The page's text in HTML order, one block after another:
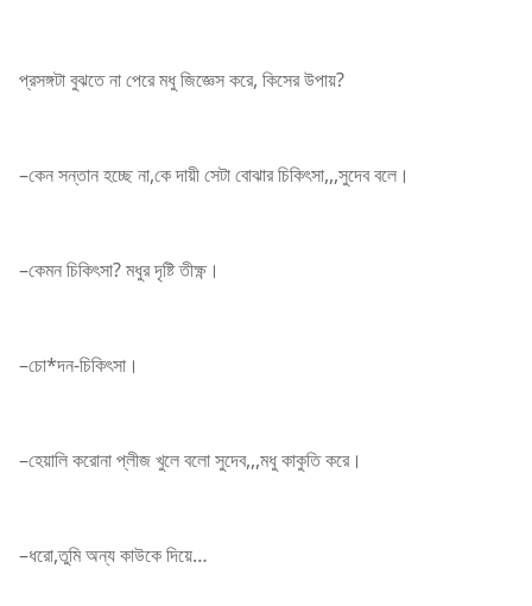
প্রসঙ্গটা বুঝতে না পেরে মধু জিজ্ঞেস করে, কিসের উপায়?
–কেন সন্তান হচ্ছে না,কে দায়ী সেটা বোঝার চিকিৎসা,,,সুদেব বলে।
–কেমন চিকিৎসা? মধুর দৃষ্টি তীক্ষ্ণ।
–চো*দন-চিকিৎসা।
–হেয়ালি করোনা প্লীজ খুলে বলো সুদেব,,,মধু কাকুতি করে।
–ধরো,তুমি অন্য কাউকে দিয়ে…